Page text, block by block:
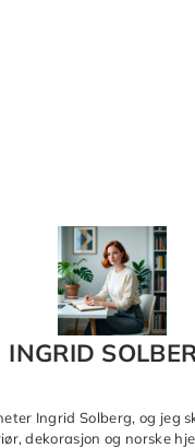
INGRID
Ingrid Solberg, og jeg
dekorasjon og norske